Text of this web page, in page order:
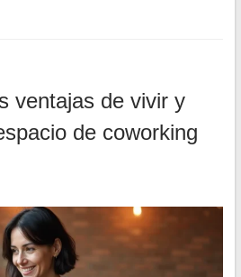
ventajas de vivir y
de coworking